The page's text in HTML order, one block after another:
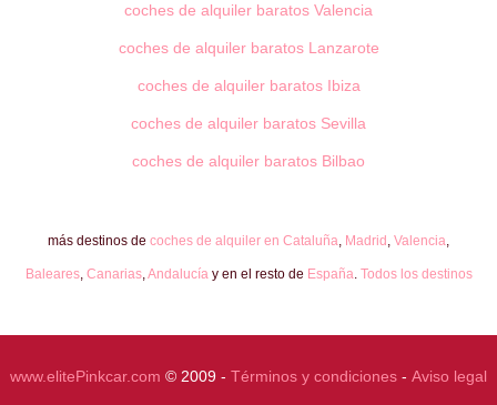
coches de alquiler baratos Valencia
coches de alquiler baratos Lanzarote
coches de alquiler baratos Ibiza
coches de alquiler baratos Sevilla
coches de alquiler baratos Bilbao
más destinos de coches de alquiler en Cataluña, Madrid , Valencia,
Baleares, Canarias,Andalucíay en el resto de España. Todos los destinos
www.elitePinkcar.com © 2009 - Términos y condiciones - Aviso legal